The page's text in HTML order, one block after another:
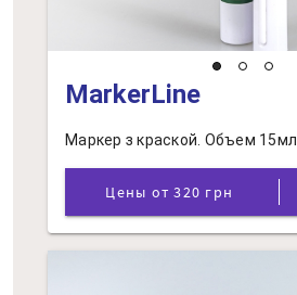
MarkerLine
Маркер з краской. Объем 15мл.
Цены от 320 грн